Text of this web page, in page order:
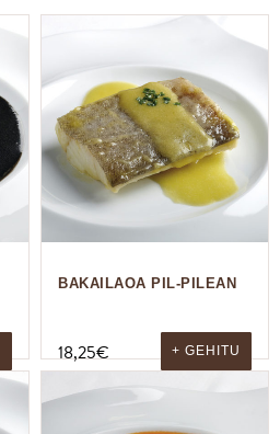
BAKAILAOA PIL-PILEAN
18,25€ + GEHITU